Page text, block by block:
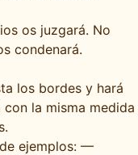
os juzgará. No
condenará.
los bordes y hará
la misma medida
ejemplos: —